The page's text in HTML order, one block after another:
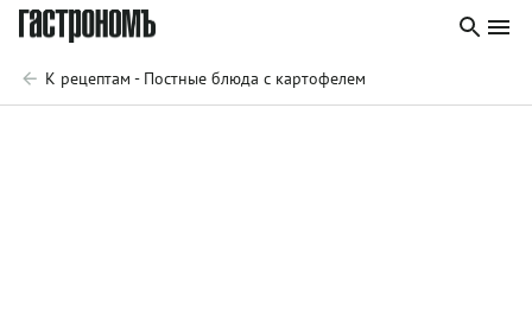
К рецептам - Постные блюда с картофелем